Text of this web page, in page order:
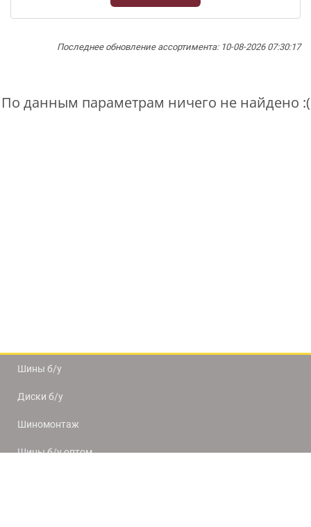
Последнее обновление ассортимента: 10-08-2026 07:30:17
По данным параметрам ничего не найдено :(
Шины б/у
Диски б/у
Шиномонтаж
Шины б/у оптом